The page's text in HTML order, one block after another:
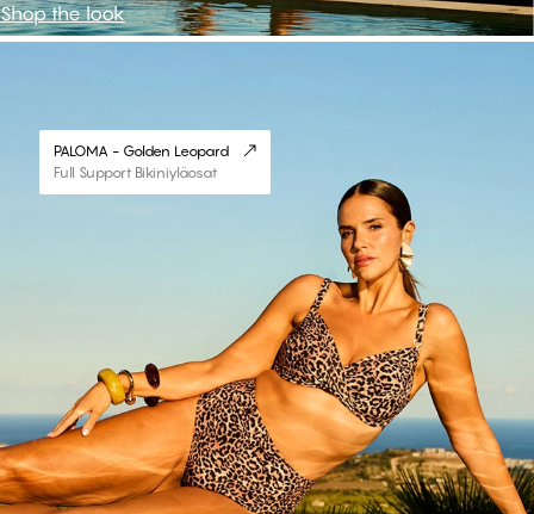
Shop the look
PALOMA - Golden Leopard
Full Support Bikiniyläosat